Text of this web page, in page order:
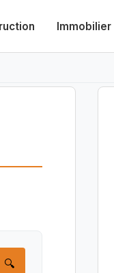
Immobilier
🔍